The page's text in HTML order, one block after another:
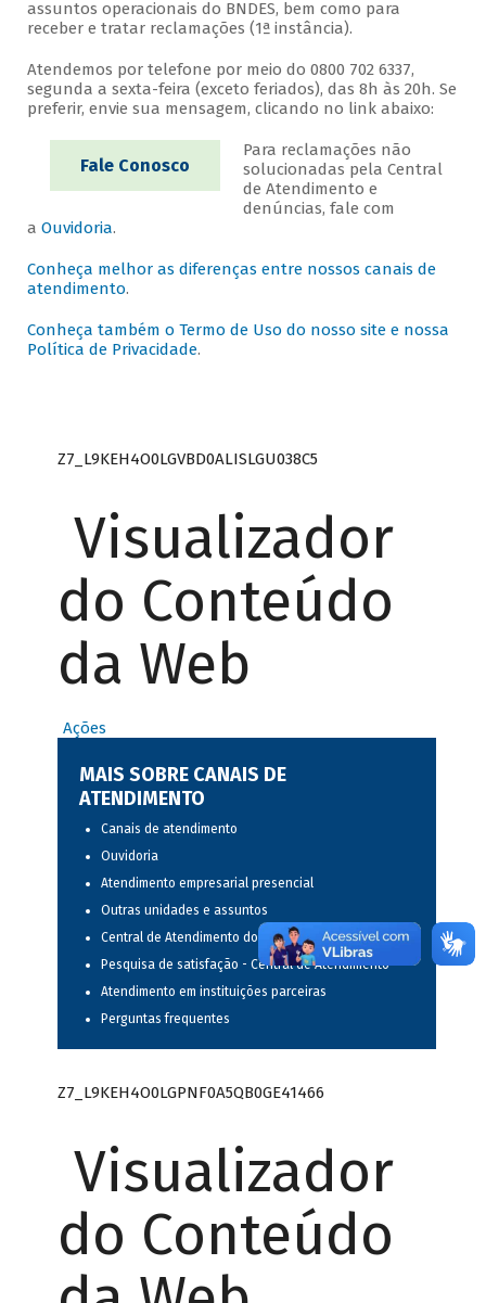
assuntos operacionais do BNDES, bem como para
receber e tratar reclamações (1ª instância).
Atendemos por telefone por meio do 0800 702 6337,
segunda a sexta-feira (exceto feriados), das 8h às 20h. Se
preferir, envie sua mensagem, clicando no link abaixo:
Fale Conosco
Para reclamações não
solucionadas pela Central
de Atendimento e
denúncias, fale com
a Ouvidoria.
Conheça melhor as diferenças entre nossos canais de
atendimento.
Conheça também o Termo de Uso do nosso site e nossa
Política de Privacidade.
Z7_L9KEH4O0LGVBD0ALISLGU038C5
Visualizador
do Conteúdo
da Web
Ações
MAIS SOBRE CANAIS DE
ATENDIMENTO
Canais de atendimento
Ouvidoria
Atendimento empresarial presencial
Outras unidades e assuntos
Central de Atendimento do BNDES
Pesquisa de satisfação - Central de Atendimento
Atendimento em instituições parceiras
Perguntas frequentes
Z7_L9KEH4O0LGPNF0A5QB0GE41466
Visualizador
do Conteúdo